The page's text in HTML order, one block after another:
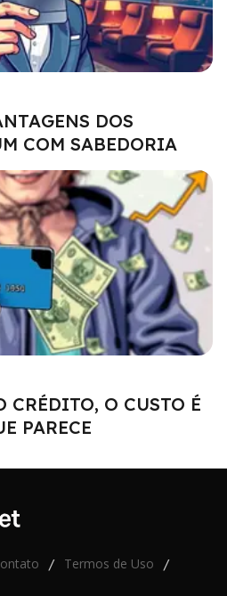
DOS
COM SABEDORIA
CRÉDITO, O CUSTO É
PARECE
/ Termos de Uso /